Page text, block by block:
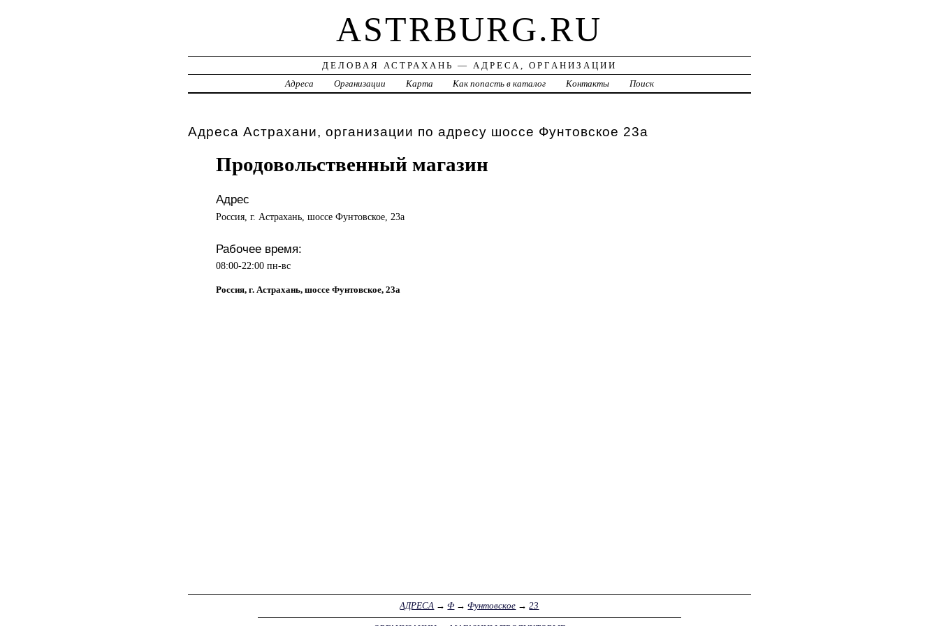
ASTRBURG.RU
ДЕЛОВАЯ АСТРАХАНЬ — АДРЕСА, ОРГАНИЗАЦИИ
Адреса
Организации Карта Как попасть в каталог Контакты Поиск
Адреса Астрахани, организации по адресу шоссе Фунтовское 23а
Продовольственный магазин
Адрес
Россия, г. Астрахань, шоссе Фунтовское, 23а
Рабочее время:
08:00-22:00 пн-вс
Россия, г. Астрахань, шоссе Фунтовское, 23а
АДРЕСА →Ф →Фунтовское →23